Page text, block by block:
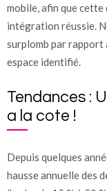
mobile, afin que
intégration réussie.
surplomb par rapport
espace identifié.
Tendances :
a la cote !
Depuis quelques
hausse annuelle des